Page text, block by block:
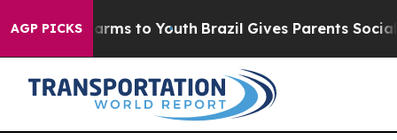
AGP PICKSHarms to Youth Brazil Gives Parents Social